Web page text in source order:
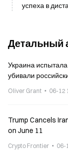
успеха в
Детальный
Украина
убивали
Oliver Grant 06-12
Trump Cancels
on June 11
Crypto Frontier 06-